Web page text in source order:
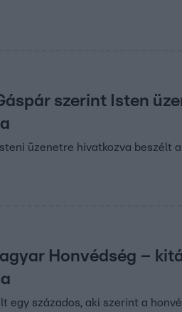
szerint Isten
üzenetre hivatkozva beszélt
Honvédség –
egy százados, aki szerint a